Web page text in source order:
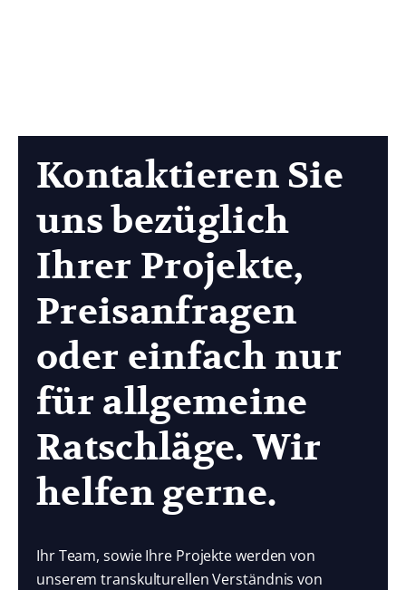
Kontaktieren Sie
uns bezüglich
Ihrer Projekte,
Preisanfragen
oder einfach nur
für allgemeine
Ratschläge. Wir
helfen gerne.
Ihr Team, sowie Ihre Projekte werden von
unserem transkulturellen Verständnis von